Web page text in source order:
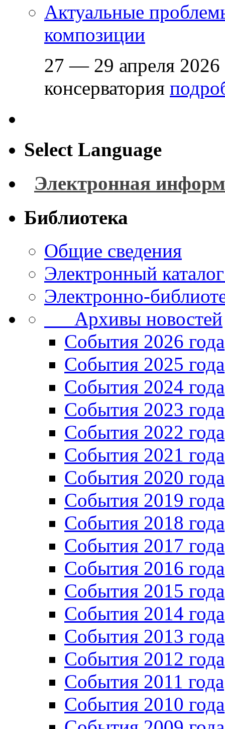
Актуальные
композиции
27 — 29 апреля 2026
консерватория
Select Language
Электронная
Библиотека
Общие сведения
Электронный
Электронно-
Архивы новостей
Cобытия 2026 года
События 2025 года
События 2024 года
События 2023 года
Cобытия 2022 года
Cобытия 2021 года
События 2020 года
События 2019 года
События 2018 года
События 2017 года
События 2016 года
События 2015 года
События 2014 года
События 2013 года
События 2012 года
События 2011 года
События 2010 года